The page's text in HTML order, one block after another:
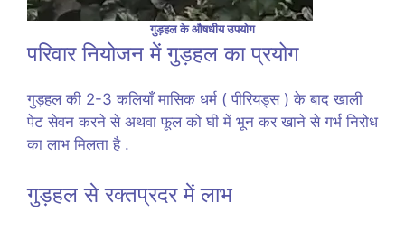
गुड़हल के औषधीय उपयोग
परिवार नियोजन में गुड़हल का प्रयोग
गुड़हल की 2-3 कलियाँ मासिक धर्म ( पीरियड्स ) के बाद खाली
पेट सेवन करने से अथवा फूल को घी में भून कर खाने से गर्भ निरोध
का लाभ मिलता है .
गुड़हल से रक्तप्रदर में लाभ